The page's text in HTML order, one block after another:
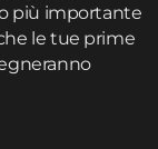
più importante
le tue prime